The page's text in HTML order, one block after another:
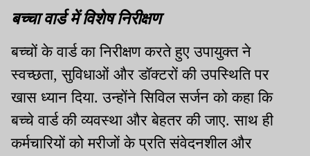
बच्चा वार्ड में विशेष निरीक्षण
बच्चों के वार्ड का निरीक्षण करते हुए उपायुक्त ने
स्वच्छता, सुविधाओं और डॉक्टरों की उपस्थिति पर
खास ध्यान दिया. उन्होंने सिविल सर्जन को कहा कि
बच्चे वार्ड की व्यवस्था और बेहतर की जाए. साथ ही
कर्मचारियों को मरीजों के प्रति संवेदनशील और